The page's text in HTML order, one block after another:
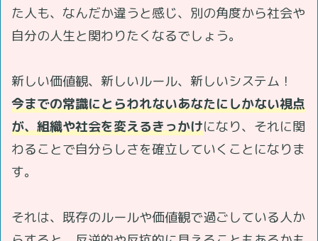
た人も、なんだか違うと感じ、別の角度から社会や
自分の人生と関わりたくなるでしょう。
新しい価値観、新しいルール、新しいシステム！
今までの常識にとらわれないあなたにしかない視点
が、組織や社会を変えるきっかけになり、それに関
わることで自分らしさを確立していくことになりま
す。
それは、既存のルールや価値観で過ごしている人か